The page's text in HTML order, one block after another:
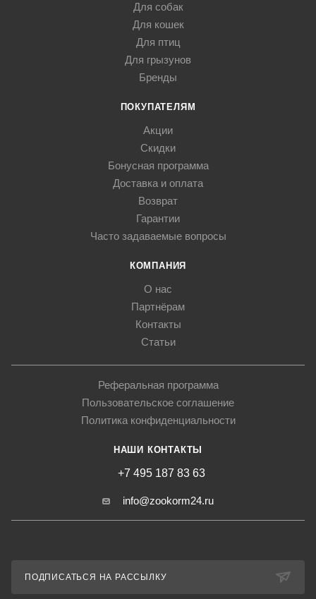
Для собак
Для кошек
Для птиц
Для грызунов
Бренды
ПОКУПАТЕЛЯМ
Акции
Скидки
Бонусная программа
Доставка и оплата
Возврат
Гарантии
Часто задаваемые вопросы
КОМПАНИЯ
О нас
Партнёрам
Контакты
Статьи
Реферальная программа
Пользовательское соглашение
Политика конфиденциальности
НАШИ КОНТАКТЫ
+7 495 187 83 63
info@zookorm24.ru
ПОДПИСАТЬСЯ НА РАССЫЛКУ